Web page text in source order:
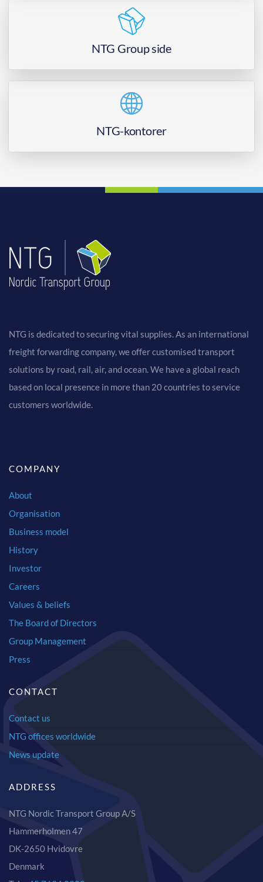
NTG Group side
NTG-kontorer
NTG is dedicated to securing vital supplies. As an international
freight forwarding company, we offer customised transport
solutions by road, rail, air, and ocean. We have a global reach
based on local presence in more than 20 countries to service
customers worldwide.
COMPANY
About
Organisation
Business model
History
Investor
Careers
Values & beliefs
The Board of Directors
Group Management
Press
CONTACT
Contact us
NTG offices worldwide
News update
ADDRESS
NTG Nordic Transport Group A/S
Hammerholmen 47
DK-2650 Hvidovre
Denmark